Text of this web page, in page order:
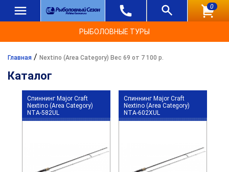
0
РЫБОЛОВНЫЕ ТУРЫ
Главная / Nextino (Area Category) Вес 69 от 7 100 р.
Каталог
Спиннинг Major Craft
Nextino (Area Category)
NTA-582UL
Спиннинг Major Craft
Nextino (Area Category)
NTA-602XUL